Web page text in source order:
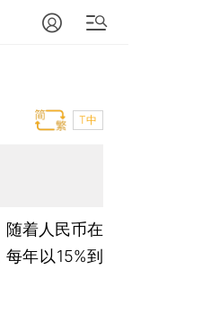
T中
随着人民币在
年以15%到